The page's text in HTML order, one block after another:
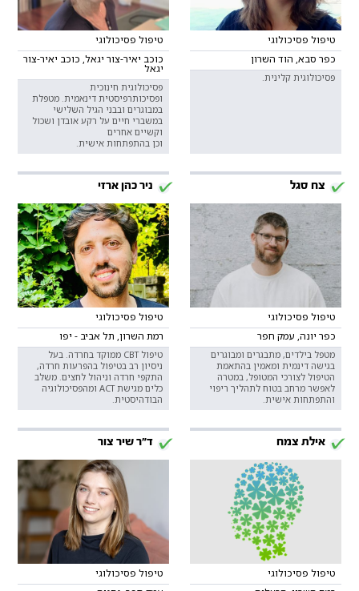
טיפול פסיכולוגי
כפר סבא, הוד השרון
פסיכולוגית קלינית.
טיפול פסיכולוגי
כוכב יאיר-צור יגאל, כוכב יאיר-צור
יגאל
פסיכולוגית חינוכית
ופסיכותרפיסטית דינאמית. מטפלת
במבוגרים ובבני הגיל השלישי
במשברי חיים על רקע אובדן ושכול
וקשיים אחרים
וכן בהתפתחות אישית.
צח סגל
טיפול פסיכולוגי
כפר יונה, עמק חפר
מטפל בילדים, מתבגרים ומבוגרים
בגישה דינמית ומאמין בהתאמת
הטיפול לצורכי המטופל, במטרה
לאפשר מרחב בטוח לתהליך ריפוי
והתפתחות אישית.
ניר כהן ארזי
טיפול פסיכולוגי
רמת השרון, תל אביב - יפו
טיפול CBT ממוקד בחרדה. בעל
ניסיון רב בטיפול בהפרעות חרדה,
התקפי חרדה וניהול לחצים. משלב
כלים מגישת ACT ומהפסיכולוגיה
הבודהיסטית.
אילת צמח
טיפול פסיכולוגי
ד"ר שיר צור
טיפול פסיכולוגי